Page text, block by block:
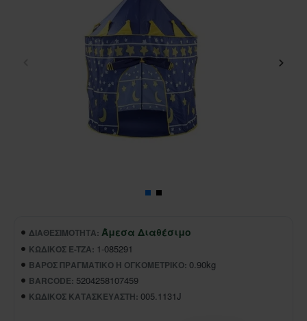
ΔΙΑΘΕΣΙΜΌΤΗΤΑ: Άμεσα Διαθέσιμο
ΚΩΔΙΚΌΣ E-TZA: 1-085291
ΒΆΡΟΣ ΠΡΑΓΜΑΤΙΚΌ Ή ΟΓΚΟΜΕΤΡΙΚΌ: 0.90kg
BARCODE: 5204258107459
ΚΩΔΙΚΌΣ ΚΑΤΑΣΚΕΥΑΣΤΉ: 005.1131J